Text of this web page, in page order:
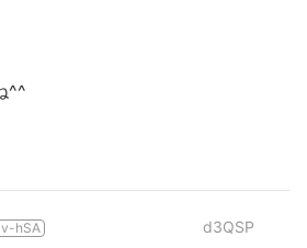
^^
hSA d3QSP